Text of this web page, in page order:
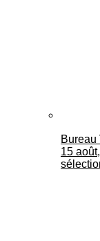
Bureau
15